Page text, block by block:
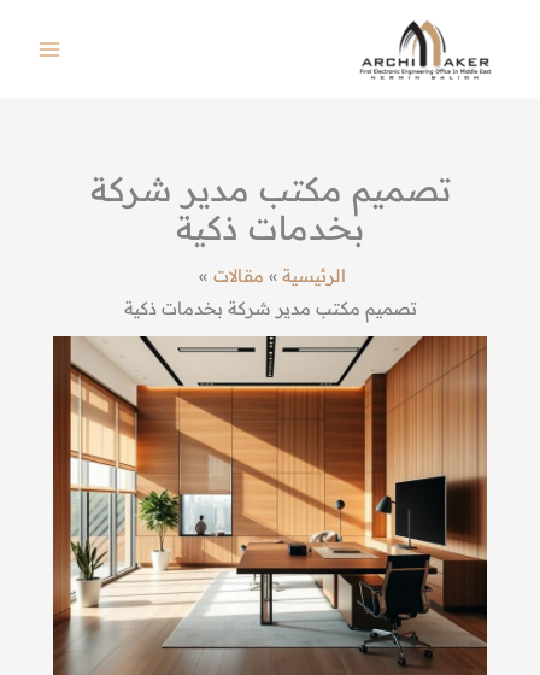
المحتوى
تصميم مكتب مدير شركة
بخدمات ذكية
الرئيسية
مقالات
تصميم مكتب مدير شركة بخدمات ذكية